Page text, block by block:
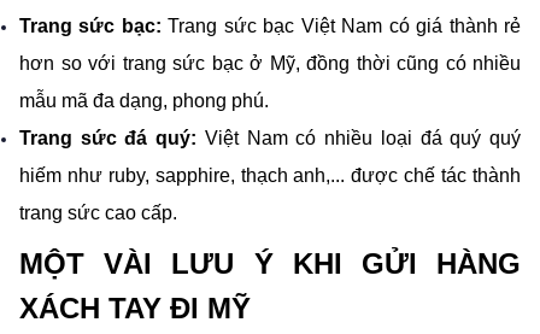
Trang sức bạc: Trang sức bạc Việt Nam có giá thành rẻ
hơn so với trang sức bạc ở Mỹ, đồng thời cũng có nhiều
mẫu mã đa dạng, phong phú.
Trang sức đá quý: Việt Nam có nhiều loại đá quý quý
hiếm như ruby, sapphire, thạch anh,... được chế tác thành
trang sức cao cấp.
MỘT VÀI LƯU Ý KHI GỬI HÀNG
XÁCH TAY ĐI MỸ